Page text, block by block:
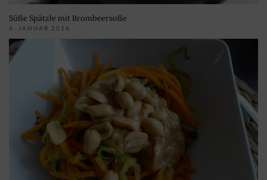
Süße Spätzle mit Brombeersoße
6. JANUAR 2016